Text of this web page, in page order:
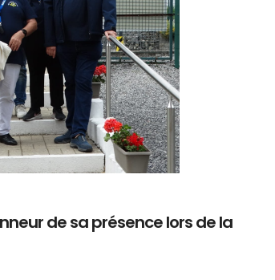
de sa présence lors de la